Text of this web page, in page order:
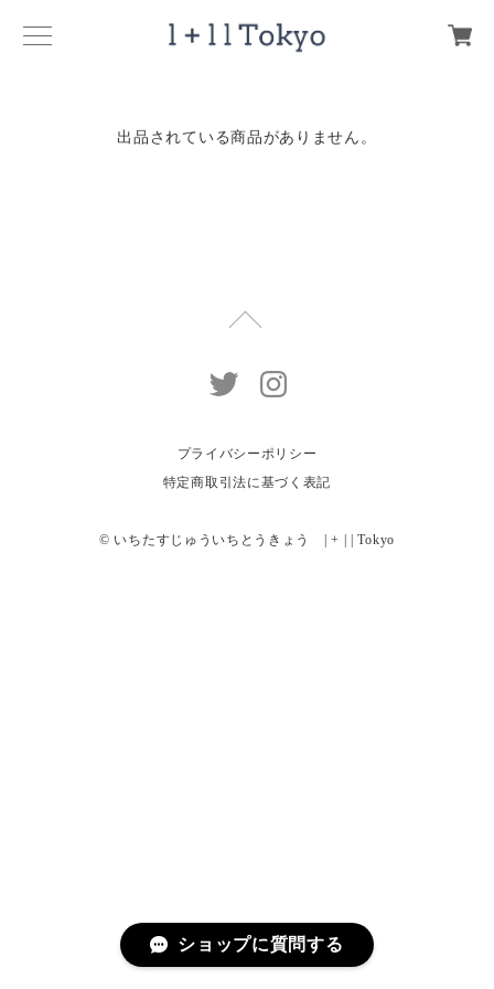
出品されている商品がありません。
プライバシーポリシー
特定商取引法に基づく表記
© いちたすじゅういちとうきょう | + | | Tokyo
ショップに質問する